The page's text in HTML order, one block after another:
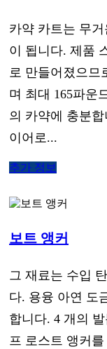
카약 카트는 무
이 됩니다. 제품
로 만들어졌으므
며 최대 165파운
의 카약에 충분
이어로...
추가 정보
보트 앵커
그 재료는 수입
다. 용융 아연 도
합니다. 4 개의
프 로스트 앵커